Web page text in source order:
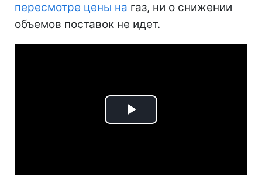
пересмотре цены на газ, ни о снижении
объемов поставок не идет.
Play